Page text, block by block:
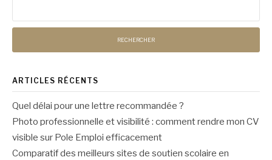
ARTICLES RÉCENTS
Quel délai pour une lettre recommandée ?
Photo professionnelle et visibilité : comment rendre mon CV
visible sur Pole Emploi efficacement
Comparatif des meilleurs sites de soutien scolaire en